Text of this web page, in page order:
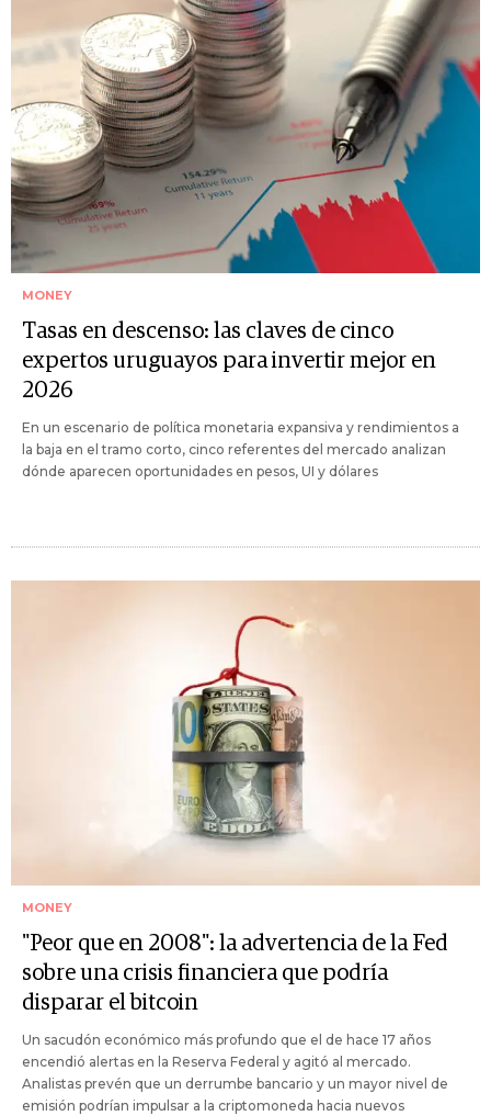
MONEY
Tasas en descenso: las claves de cinco
expertos uruguayos para invertir mejor en
2026
En un escenario de política monetaria expansiva y rendimientos a
la baja en el tramo corto, cinco referentes del mercado analizan
dónde aparecen oportunidades en pesos, UI y dólares
MONEY
"Peor que en 2008": la advertencia de la Fed
sobre una crisis financiera que podría
disparar el bitcoin
Un sacudón económico más profundo que el de hace 17 años
encendió alertas en la Reserva Federal y agitó al mercado.
Analistas prevén que un derrumbe bancario y un mayor nivel de
emisión podrían impulsar a la criptomoneda hacia nuevos